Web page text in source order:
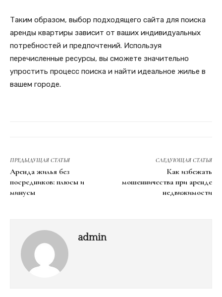
Таким образом, выбор подходящего сайта для поиска
аренды квартиры зависит от ваших индивидуальных
потребностей и предпочтений. Используя
перечисленные ресурсы, вы сможете значительно
упростить процесс поиска и найти идеальное жилье в
вашем городе.
ПРЕДЫДУЩАЯ СТАТЬЯ
Аренда жилья без
посредников: плюсы и
минусы
СЛЕДУЮЩАЯ СТАТЬЯ
Как избежать
мошенничества при аренде
недвижимости
admin